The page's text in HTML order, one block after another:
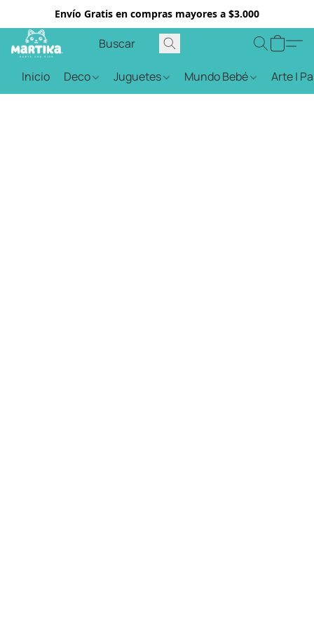
Envío Gratis en compras mayores a $3.000
Inicio Deco Juguetes Mundo Bebé Arte |